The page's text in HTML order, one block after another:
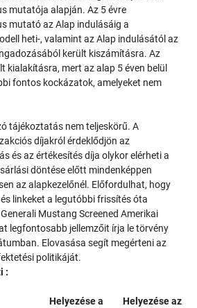
mutatója alapján. Az 5 évre
mutató az Alap indulásáig a
heti-, valamint az Alap indulásától az
került kiszámításra. Az
kialakításra, mert az alap 5 éven belül
fontos kockázatok, amelyeket nem
tájékoztatás nem teljeskörű. A
díjakról érdeklődjön az
és az értékesítés díja olykor elérheti a
döntése előtt mindenképpen
az alapkezelőnél. Előfordulhat, hogy
linkeket a legutóbbi frissítés óta
Mustang Screened Amerikai
legfontosabb jellemzőit írja le törvény
Elovasása segít megérteni az
politikáját.
:
Helyezése a Helyezése az